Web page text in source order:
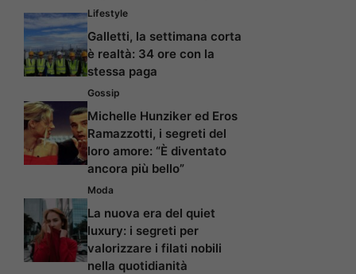
Lifestyle
Galletti, la settimana corta
è realtà: 34 ore con la
stessa paga
Gossip
Michelle Hunziker ed Eros
Ramazzotti, i segreti del
loro amore: “È diventato
ancora più bello”
Moda
La nuova era del quiet
luxury: i segreti per
valorizzare i filati nobili
nella quotidianità